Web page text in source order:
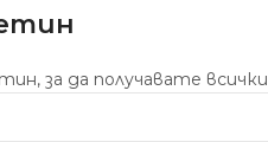
за да получавате